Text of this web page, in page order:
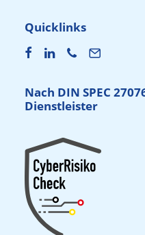
Quicklinks
Nach DIN SPEC
Dienstleister